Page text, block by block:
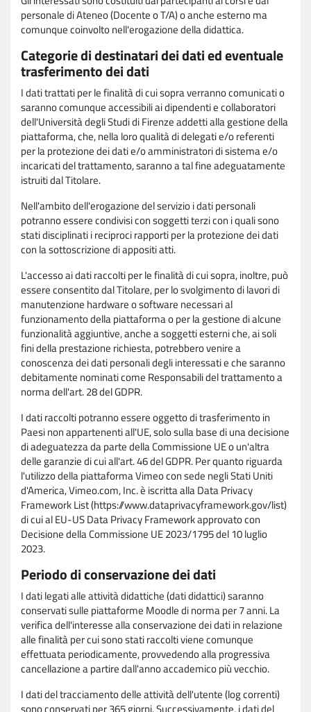
personale di Ateneo (Docente o T/A) o anche esterno ma
comunque coinvolto nell'erogazione della didattica.
Categorie di destinatari dei dati ed eventuale
trasferimento dei dati
I dati trattati per le finalità di cui sopra verranno comunicati o
saranno comunque accessibili ai dipendenti e collaboratori
dell'Università degli Studi di Firenze addetti alla gestione della
piattaforma, che, nella loro qualità di delegati e/o referenti
per la protezione dei dati e/o amministratori di sistema e/o
incaricati del trattamento, saranno a tal fine adeguatamente
istruiti dal Titolare.
Nell'ambito dell'erogazione del servizio i dati personali
potranno essere condivisi con soggetti terzi con i quali sono
stati disciplinati i reciproci rapporti per la protezione dei dati
con la sottoscrizione di appositi atti.
L'accesso ai dati raccolti per le finalità di cui sopra, inoltre, può
essere consentito dal Titolare, per lo svolgimento di lavori di
manutenzione hardware o software necessari al
funzionamento della piattaforma o per la gestione di alcune
funzionalità aggiuntive, anche a soggetti esterni che, ai soli
fini della prestazione richiesta, potrebbero venire a
conoscenza dei dati personali degli interessati e che saranno
debitamente nominati come Responsabili del trattamento a
norma dell'art. 28 del GDPR.
I dati raccolti potranno essere oggetto di trasferimento in
Paesi non appartenenti all'UE, solo sulla base di una decisione
di adeguatezza da parte della Commissione UE o un'altra
delle garanzie di cui all'art. 46 del GDPR. Per quanto riguarda
l'utilizzo della piattaforma Vimeo con sede negli Stati Uniti
d'America, Vimeo.com, Inc. è iscritta alla Data Privacy
Framework List (https://www.dataprivacyframework.gov/list)
di cui al EU-US Data Privacy Framework approvato con
Decisione della Commissione UE 2023/1795 del 10 luglio
2023.
Periodo di conservazione dei dati
I dati legati alle attività didattiche (dati didattici) saranno
conservati sulle piattaforme Moodle di norma per 7 anni. La
verifica dell'interesse alla conservazione dei dati in relazione
alle finalità per cui sono stati raccolti viene comunque
effettuata periodicamente, provvedendo alla progressiva
cancellazione a partire dall'anno accademico più vecchio.
I dati del tracciamento delle attività dell'utente (log correnti)
sono conservati per 365 giorni. Successivamente, i dati del